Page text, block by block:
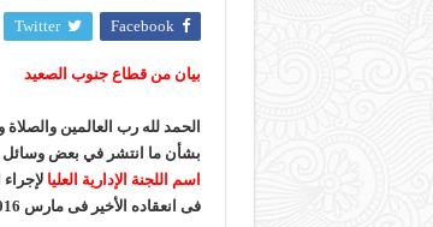
Facebook
Twitter
بيان من قطاع جنوب الصعيد
الحمد لله رب العالمين
بشأن ما انتشر في بعض وسائل
اسم اللجنة الإدارية العليا
فى انعقاده الأخير فى مارس 2016م، فإن قطاع جنوب الصعيد يؤكد على ما يلي: